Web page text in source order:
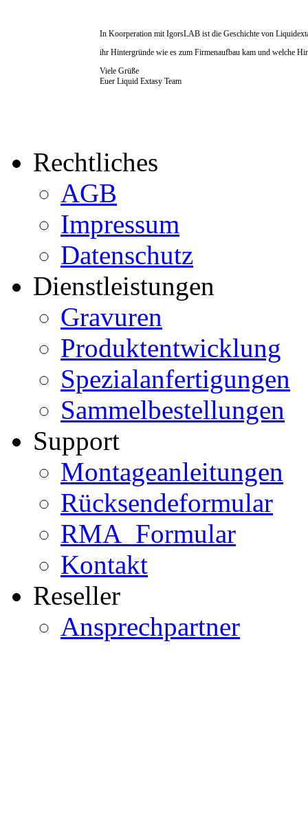
In Koorperation mit IgorsLAB ist die Geschichte von
ihr Hintergründe wie es zum Firmenaufbau kam und welche
Viele Grüße
Euer Liquid Extasy Team
Rechtliches
AGB
Impressum
Datenschutz
Dienstleistungen
Gravuren
Produktentwicklung
Spezialanfertigungen
Sammelbestellungen
Support
Montageanleitungen
Rücksendeformular
RMA_Formular
Kontakt
Reseller
Ansprechpartner